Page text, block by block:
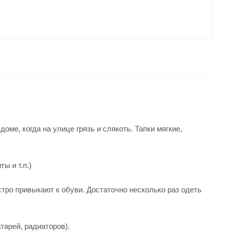
когда на улице грязь и слякоть. Тапки мягкие,
и т.п.)
привыкают к обуви. Достаточно несколько раз одеть
радиаторов).